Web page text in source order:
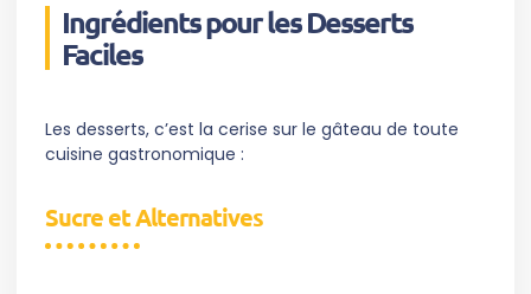
Ingrédients pour les Desserts
Faciles
Les desserts, c’est la cerise sur le gâteau de toute
cuisine gastronomique :
Sucre et Alternatives